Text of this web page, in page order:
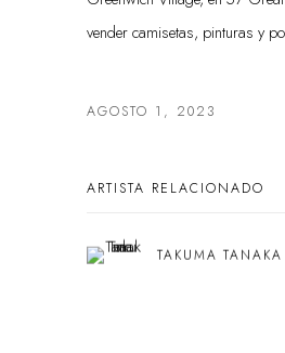
vender camisetas, pinturas y
AGOSTO 1, 2023
ARTISTA RELACIONADO
TAKUMA TANAKA